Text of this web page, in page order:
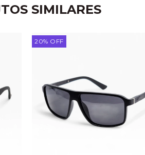
SIMILARES
20% OFF